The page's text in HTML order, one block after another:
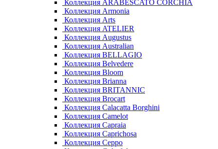
Коллекция ARABESCATO CORCHIA
Коллекция Armonia
Коллекция Arts
Коллекция ATELIER
Коллекция Augustus
Коллекция Australian
Коллекция BELLAGIO
Коллекция Belvedere
Коллекция Bloom
Коллекция Brianna
Коллекция BRITANNIC
Коллекция Brocart
Коллекция Calacatta Borghini
Коллекция Camelot
Коллекция Capraia
Коллекция Caprichosa
Коллекция Ceppo